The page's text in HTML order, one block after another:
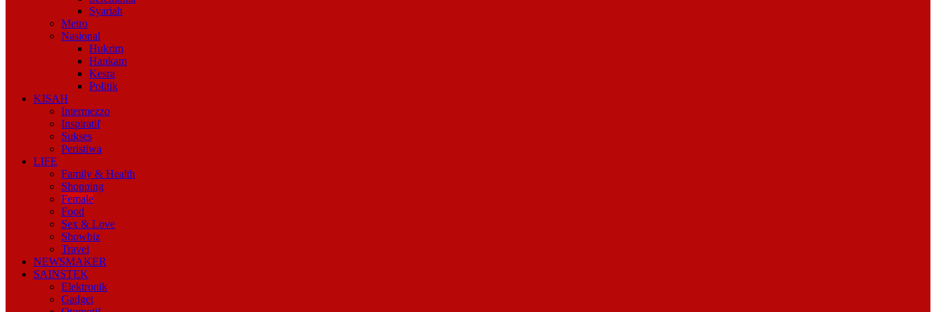
Syariah
Metro
Nasional
Hukrim
Hankam
Kesra
Politik
KISAH
Intermezzo
Inspiratif
Sukses
Peristiwa
LIFE
Family & Health
Shopping
Female
Food
Sex & Love
Showbiz
Travel
NEWSMAKER
SAINSTEK
Elektronik
Gadget